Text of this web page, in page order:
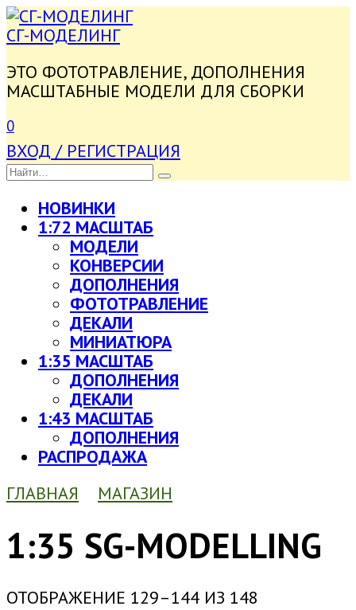
ПЕРЕЙТИ
К
СГ-МОДЕЛИНГ
ЭТО ФОТОТРАВЛЕНИЕ, ДОПОЛНЕНИЯ
МАСШТАБНЫЕ МОДЕЛИ ДЛЯ СБОРКИ
0
ВХОД / РЕГИСТРАЦИЯ
SEARCH
FOR:
НОВИНКИ
1:72 МАСШТАБ
МОДЕЛИ
КОНВЕРСИИ
ДОПОЛНЕНИЯ
ФОТОТРАВЛЕНИЕ
ДЕКАЛИ
МИНИАТЮРА
1:35 МАСШТАБ
ДОПОЛНЕНИЯ
ДЕКАЛИ
1:43 МАСШТАБ
ДОПОЛНЕНИЯ
РАСПРОДАЖА
ГЛАВНАЯ
МАГАЗИН
1:35 SG-MODELLING
ОТОБРАЖЕНИЕ 129–144 ИЗ 148